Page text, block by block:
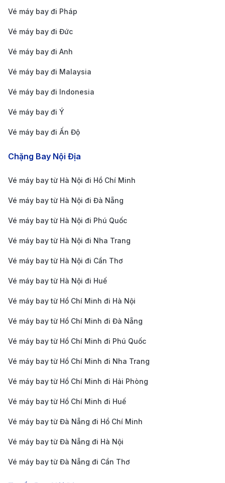
chuyến bay.
Hệ thống đặt vé nhanh chóng, tiện lợi:
thao tác đơn giản trên website hoặc ứng dụng, bạn
Hỗ trợ khách hàng 24/7:
chuyên nghiệp luôn sẵn sàng hỗ trợ bạn trong mọi
quyết các sự cố phát sinh.
Đa dạng hãng bay, linh hoạt hành trình:
Booking liên kết với nhiều hãng hàng không nội địa
của bạn.
Thanh toán an toàn, bảo mật:
toán hiện đại, hỗ trợ nhiều phương thức như thẻ tín
Hướng dẫn di chuyển tại các sân
bay
Di chuyển từ trung tâm Đà Nẵng đến sân
bay Đà Nẵng (DAD)
Taxi:Nhanh chóng, tiện lợi, phù hợp với hành
khách có nhiều hành lý hoặc đi theo nhóm. Chi phí
điểm xuất phát.
Xe công nghệ:Grab, Be hoặc Xanh SM có mức
Vé máy bay đi Pháp
Vé máy bay đi Đức
Vé máy bay đi Anh
Vé máy bay đi Malaysia
Vé máy bay đi Indonesia
Vé máy bay đi Ý
Vé máy bay đi Ấn Độ
Chặng Bay Nội Địa
Vé máy bay từ Hà Nội đi Hồ Chí Minh
Vé máy bay từ Hà Nội đi Đà Nẵng
Vé máy bay từ Hà Nội đi Phú Quốc
Vé máy bay từ Hà Nội đi Nha Trang
Vé máy bay từ Hà Nội đi Cần Thơ
Vé máy bay từ Hà Nội đi Huế
Vé máy bay từ Hồ Chí Minh đi Hà Nội
Vé máy bay từ Hồ Chí Minh đi Đà Nẵng
Vé máy bay từ Hồ Chí Minh đi Phú Quốc
Vé máy bay từ Hồ Chí Minh đi Nha Trang
Vé máy bay từ Hồ Chí Minh đi Hải Phòng
Vé máy bay từ Hồ Chí Minh đi Huế
Vé máy bay từ Đà Nẵng đi Hồ Chí Minh
Vé máy bay từ Đà Nẵng đi Hà Nội
Vé máy bay từ Đà Nẵng đi Cần Thơ